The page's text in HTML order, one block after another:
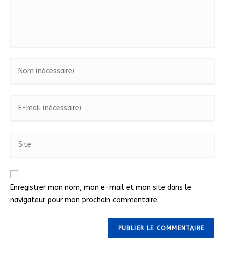
Enregistrer mon nom, mon e-mail et mon site dans le
navigateur pour mon prochain commentaire.